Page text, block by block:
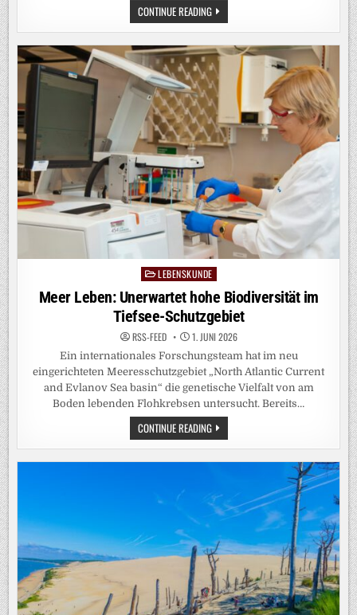
CONTINUE READINGWASSER
FÜR
BRANDENBURG:
IN
DER
LANDSCHAFT
GEZIELT
LENKEN,
UM
GRUNDWASSER
UND
BÄCHE
ZU
STABILISIEREN
PostedLEBENSKUNDE
Meer Leben: Unerwartet hohe Biodiversität im
Tiefsee-Schutzgebiet
RSS-FEED 1. JUNI 2026
Ein internationales Forschungsteam hat im neu
eingerichteten Meeresschutzgebiet „North Atlantic Current
and Evlanov Sea basin“ die genetische Vielfalt von am
Boden lebenden Flohkrebsen untersucht. Bereits…
CONTINUE READINGMEER
LEBEN:
UNERWARTET
SCHUTZGEBIET